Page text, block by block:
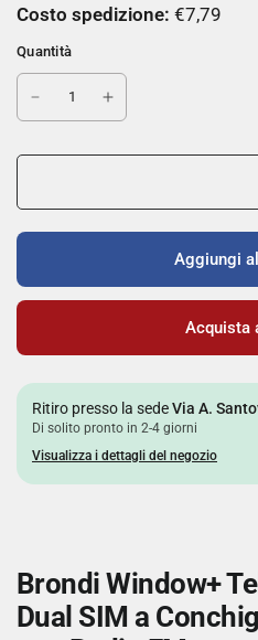
Costo spedizione: €7,79
Quantità
Aggiungi
Acquista
Ritiro presso la sedeVia A.
Di solito pronto in 2-4 giorni
Visualizza i dettagli del negozio
Brondi Window+
Dual SIM a